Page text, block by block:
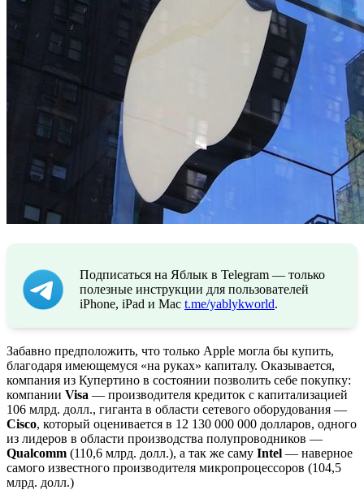
Подписаться на Яблык в Telegram — только
полезные инструкции для пользователей
iPhone, iPad и Mac t.me/yablykworld.
Забавно предположить, что только Apple могла бы купить,
благодаря имеющемуся «на руках» капиталу. Оказывается,
компания из Купертино в состоянии позволить себе покупку:
компании Visa — производителя кредиток с капитализацией
106 млрд. долл., гиганта в области сетевого оборудования —
Cisco, который оценивается в 12 130 000 000 долларов, одного
из лидеров в области производства полупроводников —
Qualcomm (110,6 млрд. долл.), а так же саму Intel — наверное
самого известного производителя микропроцессоров (104,5
млрд. долл.)